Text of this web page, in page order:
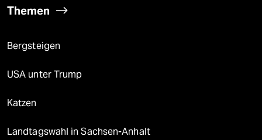
Themen
Bergsteigen
USA unter Trump
Katzen
Landtagswahl in Sachsen-Anhalt